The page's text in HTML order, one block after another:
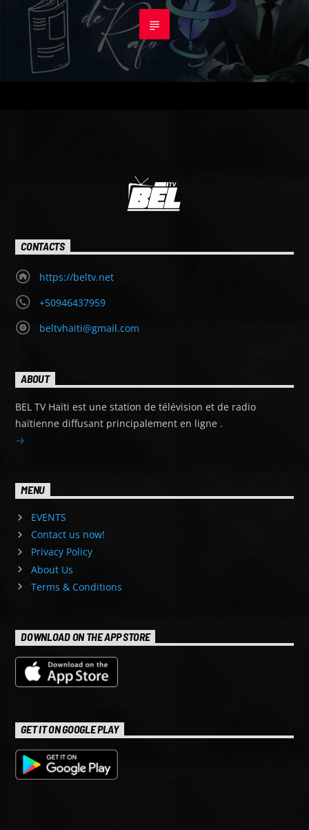
CONTACTS
https://beltv.net
+50946437959
beltvhaiti@gmail.com
ABOUT
BEL TV Haïti est une station de télévision et de radio
haïtienne diffusant principalement en ligne .
MENU
EVENTS
Contact us now!
Privacy Policy
About Us
Terms & Conditions
DOWNLOAD ON THE APP STORE
GET IT ON GOOGLE PLAY